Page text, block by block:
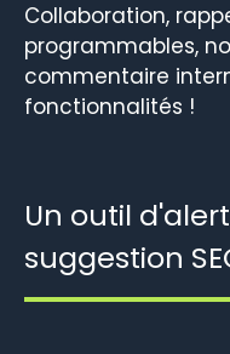
Collaboration,
programmables,
commentaire
fonctionnalités !
Un outil
suggestion